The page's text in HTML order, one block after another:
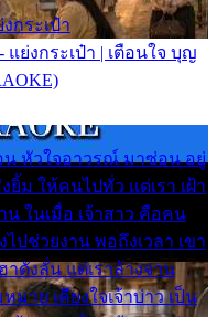
งกระเป๋า
แย่งกระเป๋า | เตือนใจ บุญ
น หัวใจอาวรณ์ มาซ่อน อยู่
ยิ้ม ให้คนไปทั่ว แต่เรา เฝ้า
น ในเมื่อ เจ้าสาว คือคน
ปช่วยงาน พอถึงเวลา เขา
ดังลั่น แต่เราล้างจาน
าย เคียงใจเจ้าบ่าว เป็น